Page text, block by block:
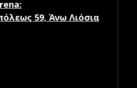
59, Άνω Λιόσια